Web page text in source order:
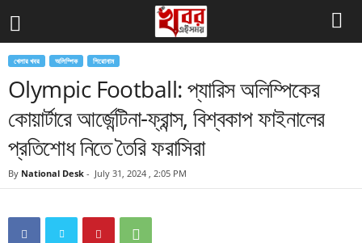
খেলার খবর অলিম্পিক শিরোনাম
Olympic Football: প্যারিস অলিম্পিকের
কোয়ার্টারে আর্জেন্টিনা-ফ্রান্স, বিশ্বকাপ ফাইনালের
প্রতিশোধ নিতে তৈরি ফরাসিরা
By National Desk - July 31, 2024 , 2:05 PM